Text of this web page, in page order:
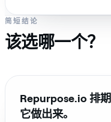
简短结论
该选哪一个？
Repurpose.io 排
它做出来。